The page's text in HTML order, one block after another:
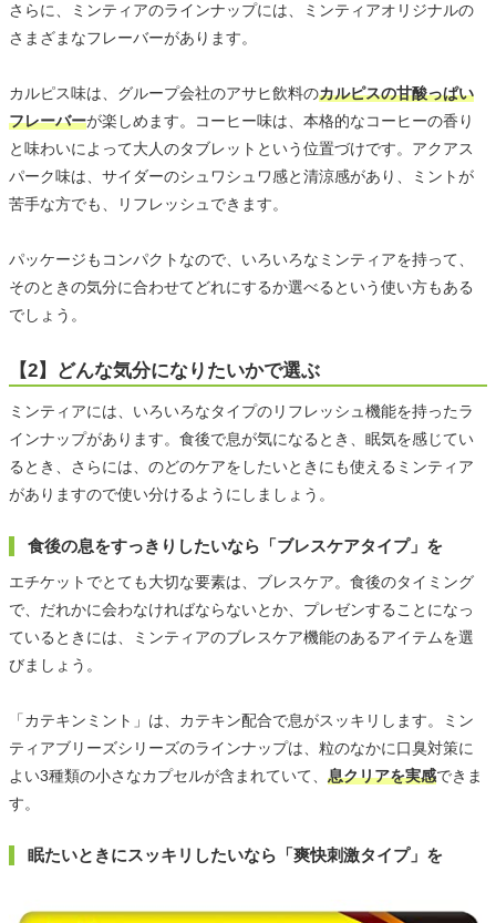
さらに、ミンティアのラインナップには、ミンティアオリジナルの
さまざまなフレーバーがあります。
カルピス味は、グループ会社のアサヒ飲料のカルピスの甘酸っぱい
フレーバーが楽しめます。コーヒー味は、本格的なコーヒーの香り
と味わいによって大人のタブレットという位置づけです。アクアス
パーク味は、サイダーのシュワシュワ感と清涼感があり、ミントが
苦手な方でも、リフレッシュできます。
パッケージもコンパクトなので、いろいろなミンティアを持って、
そのときの気分に合わせてどれにするか選べるという使い方もある
でしょう。
【2】どんな気分になりたいかで選ぶ
ミンティアには、いろいろなタイプのリフレッシュ機能を持ったラ
インナップがあります。食後で息が気になるとき、眠気を感じてい
るとき、さらには、のどのケアをしたいときにも使えるミンティア
がありますので使い分けるようにしましょう。
食後の息をすっきりしたいなら「ブレスケアタイプ」を
エチケットでとても大切な要素は、ブレスケア。食後のタイミング
で、だれかに会わなければならないとか、プレゼンすることになっ
ているときには、ミンティアのブレスケア機能のあるアイテムを選
びましょう。
「カテキンミント」は、カテキン配合で息がスッキリします。ミン
ティアブリーズシリーズのラインナップは、粒のなかに口臭対策に
よい3種類の小さなカプセルが含まれていて、 息クリアを実感できま
す。
眠たいときにスッキリしたいなら「爽快刺激タイプ」を